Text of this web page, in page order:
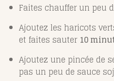
Faites chauffer un peu
Ajoutez les haricots
et faites sauter 10
Ajoutez une pincée de
pas un peu de sauce